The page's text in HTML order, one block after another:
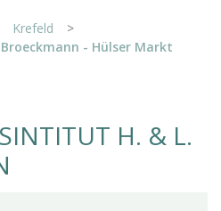
Krefeld
>
- Hülser Markt
H. & L.